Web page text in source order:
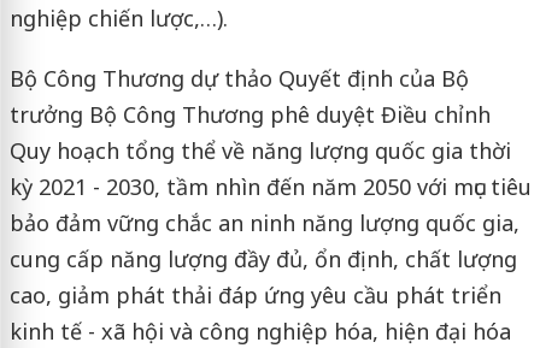
nghiệp chiến lược,…).
Bộ Công Thương dự thảo Quyết định của Bộ
trưởng Bộ Công Thương phê duyệt Điều chỉnh
Quy hoạch tổng thể về năng lượng quốc gia thời
kỳ 2021 - 2030, tầm nhìn đến năm 2050 với mục tiêu
bảo đảm vững chắc an ninh năng lượng quốc gia,
cung cấp năng lượng đầy đủ, ổn định, chất lượng
cao, giảm phát thải đáp ứng yêu cầu phát triển
kinh tế - xã hội và công nghiệp hóa, hiện đại hóa